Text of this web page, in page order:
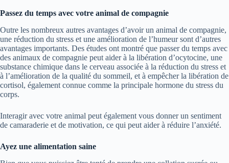
Passez du temps avec votre animal de compagnie
Outre les nombreux autres avantages d’avoir un animal de compagnie,
une réduction du stress et une amélioration de l’humeur sont d’autres
avantages importants. Des études ont montré que passer du temps avec
des animaux de compagnie peut aider à la libération d’ocytocine, une
substance chimique dans le cerveau associée à la réduction du stress et
à l’amélioration de la qualité du sommeil, et à empêcher la libération de
cortisol, également connue comme la principale hormone du stress du
corps.
Interagir avec votre animal peut également vous donner un sentiment
de camaraderie et de motivation, ce qui peut aider à réduire l’anxiété.
Ayez une alimentation saine